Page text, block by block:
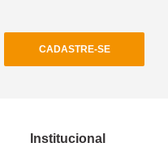
CADASTRE-SE
Institucional